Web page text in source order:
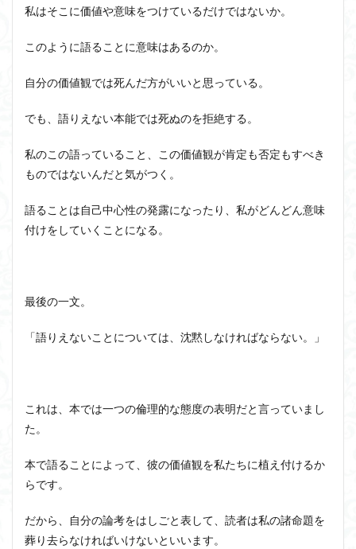
私はそこに価値や意味をつけているだけではないか。
このように語ることに意味はあるのか。
自分の価値観では死んだ方がいいと思っている。
でも、語りえない本能では死ぬのを拒絶する。
私のこの語っていること、この価値観が肯定も否定もすべき
ものではないんだと気がつく。
語ることは自己中心性の発露になったり、私がどんどん意味
付けをしていくことになる。
最後の一文。
「語りえないことについては、沈黙しなければならない。」
これは、本では一つの倫理的な態度の表明だと言っていまし
た。
本で語ることによって、彼の価値観を私たちに植え付けるか
らです。
だから、自分の論考をはしごと表して、読者は私の諸命題を
葬り去らなければいけないといいます。